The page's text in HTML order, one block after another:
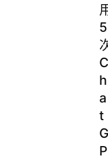
5
C
h
a
t
G
P